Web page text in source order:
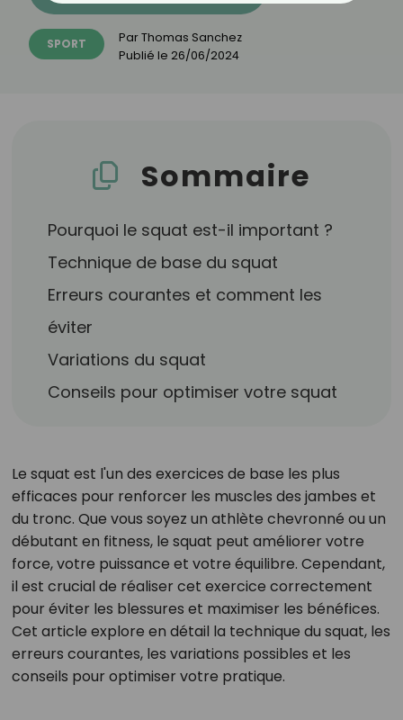
SPORT ParThomas Sanchez
Publié le 26/06/2024
Sommaire
Pourquoi le squat est-il important ?
Technique de base du squat
Erreurs courantes et comment les
éviter
Variations du squat
Conseils pour optimiser votre squat
Le squat est l'un des exercices de base les plus
efficaces pour renforcer les muscles des jambes et
du tronc. Que vous soyez un athlète chevronné ou un
débutant en fitness, le squat peut améliorer votre
force, votre puissance et votre équilibre. Cependant,
il est crucial de réaliser cet exercice correctement
pour éviter les blessures et maximiser les bénéfices.
Cet article explore en détail la technique du squat, les
erreurs courantes, les variations possibles et les
conseils pour optimiser votre pratique.